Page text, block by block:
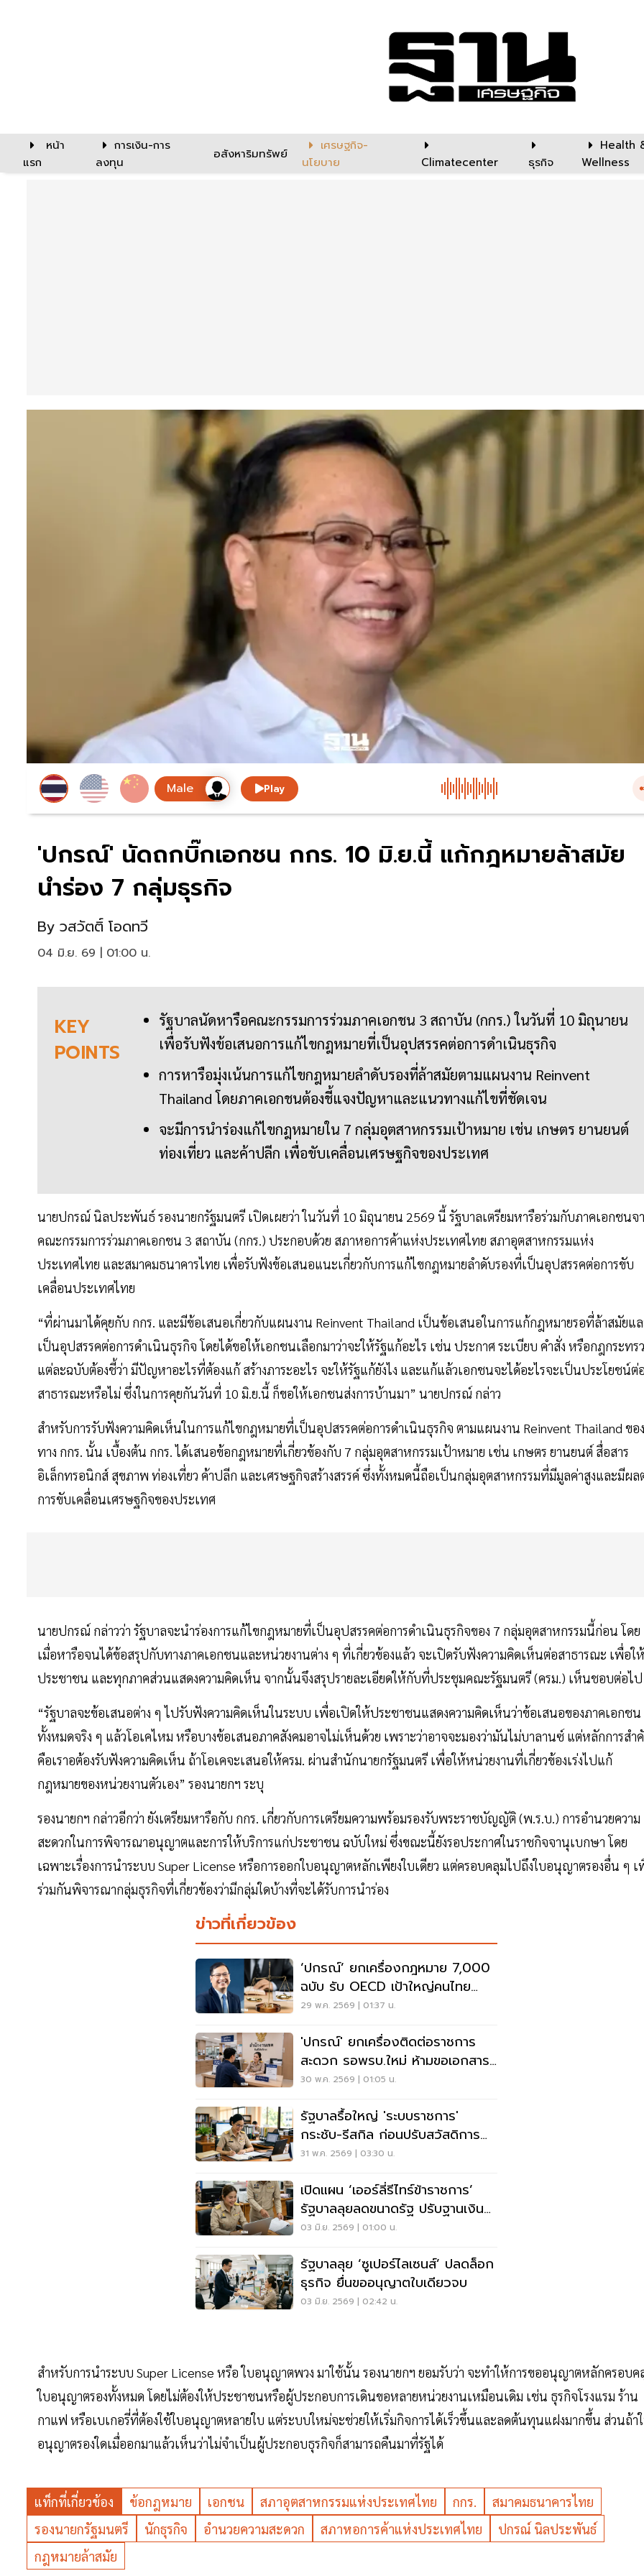
หน้า
แรก
การเงิน-การ
ลงทุน
อสังหาริมทรัพย์
เศรษฐกิจ-
นโยบาย
Climatecenter ธุรกิจ
Health
Wellness
Play
'ปกรณ์' นัดถกบิ๊กเอกชน กกร. 10 มิ.ย.นี้ แก้กฎหมายล้าสมัย
นำร่อง 7 กลุ่มธุรกิจ
By วสวัตติ์ โอดทวี
04 มิ.ย. 69 | 01:00 น.
KEY
POINTS
รัฐบาลนัดหารือคณะกรรมการร่วมภาคเอกชน 3 สถาบัน (กกร.) ในวันที่ 10 มิถุนายน
เพื่อรับฟังข้อเสนอการแก้ไขกฎหมายที่เป็นอุปสรรคต่อการดำเนินธุรกิจ
การหารือมุ่งเน้นการแก้ไขกฎหมายลำดับรองที่ล้าสมัยตามแผนงาน Reinvent
Thailand โดยภาคเอกชนต้องชี้แจงปัญหาและแนวทางแก้ไขที่ชัดเจน
จะมีการนำร่องแก้ไขกฎหมายใน 7 กลุ่มอุตสาหกรรมเป้าหมาย เช่น เกษตร ยานยนต์
ท่องเที่ยว และค้าปลีก เพื่อขับเคลื่อนเศรษฐกิจของประเทศ
นายปกรณ์ นิลประพันธ์ รองนายกรัฐมนตรี เปิดเผยว่า ในวันที่ 10 มิถุนายน 2569 นี้ รัฐบาลเตรียมหารือร่วมกับภาคเอกชนจ
คณะกรรมการร่วมภาคเอกชน 3 สถาบัน (กกร.) ประกอบด้วย สภาหอการค้าแห่งประเทศไทย สภาอุตสาหกรรมแห่ง
ประเทศไทย และสมาคมธนาคารไทย เพื่อรับฟังข้อเสนอแนะเกี่ยวกับการแก้ไขกฎหมายลำดับรองที่เป็นอุปสรรคต่อการขับ
เคลื่อนประเทศไทย
“ที่ผ่านมาได้คุยกับ กกร. และมีข้อเสนอเกี่ยวกับแผนงาน Reinvent Thailand เป็นข้อเสนอในการแก้กฎหมายรอที่ล้าสมัยแ
เป็นอุปสรรคต่อการดำเนินธุรกิจ โดยได้ขอให้เอกชนเลือกมาว่าจะให้รัฐแก้อะไร เช่น ประกาศ ระเบียบ คำสั่ง หรือกฎกระทร
แต่ละฉบับต้องชี้ว่า มีปัญหาอะไรที่ต้องแก้ สร้างภาระอะไร จะให้รัฐแก้ยังไง และแก้แล้วเอกชนจะได้อะไรจะเป็นประโยชน์ต่
สาธารณะหรือไม่ ซึ่งในการคุยกันวันที่ 10 มิ.ย.นี้ ก็ขอให้เอกชนส่งการบ้านมา” นายปกรณ์ กล่าว
สำหรับการรับฟังความคิดเห็นในการแก้ไขกฎหมายที่เป็นอุปสรรคต่อการดำเนินธุรกิจ ตามแผนงาน Reinvent Thailand ของ
ทาง กกร. นั้น เบื้องต้น กกร. ได้เสนอข้อกฎหมายที่เกี่ยวข้องกับ 7 กลุ่มอุตสาหกรรมเป้าหมาย เช่น เกษตร ยานยนต์ สื่อสาร
อิเล็กทรอนิกส์ สุขภาพ ท่องเที่ยว ค้าปลีก และเศรษฐกิจสร้างสรรค์ ซึ่งทั้งหมดนี้ถือเป็นกลุ่มอุตสาหกรรมที่มีมูลค่าสูงและมีผล
การขับเคลื่อนเศรษฐกิจของประเทศ
นายปกรณ์ กล่าวว่า รัฐบาลจะนำร่องการแก้ไขกฎหมายที่เป็นอุปสรรคต่อการดำเนินธุรกิจของ 7 กลุ่มอุตสาหกรรมนี้ก่อน โดย
เมื่อหารือจนได้ข้อสรุปกับทางภาคเอกชนและหน่วยงานต่าง ๆ ที่เกี่ยวข้องแล้ว จะเปิดรับฟังความคิดเห็นต่อสาธารณะ เพื่อให้
ประชาชน และทุกภาคส่วนแสดงความคิดเห็น จากนั้นจึงสรุปรายละเอียดให้กับที่ประชุมคณะรัฐมนตรี (ครม.) เห็นชอบต่อไป
“รัฐบาลจะข้อเสนอต่าง ๆ ไปรับฟังความคิดเห็นในระบบ เพื่อเปิดให้ประชาชนแสดงความคิดเห็นว่าข้อเสนอของภาคเอกชน
ทั้งหมดจริง ๆ แล้วโอเคไหม หรือบางข้อเสนอภาคสังคมอาจไม่เห็นด้วย เพราะว่าอาจจะมองว่ามันไม่บาลานซ์ แต่หลักการส
คือเราอต้องรับฟังความคิดเห็น ถ้าโอเคจะเสนอให้ครม. ผ่านสำนักนายกรัฐมนตรี เพื่อให้หน่วยงานที่เกี่ยวข้องเร่งไปแก้
กฎหมายของหน่วยงานตัวเอง” รองนายกฯ ระบุ
รองนายกฯ กล่าวอีกว่า ยังเตรียมหารือกับ กกร. เกี่ยวกับการเตรียมความพร้อมรองรับพระราชบัญญัติ (พ.ร.บ.) การอำนวยความ
สะดวกในการพิจารณาอนุญาตและการให้บริการแก่ประชาชน ฉบับใหม่ ซึ่งขณะนี้ยังรอประกาศในราชกิจจานุเบกษา โดย
เฉพาะเรื่องการนำระบบ Super License หรือการออกใบอนุญาตหลักเพียงใบเดียว แต่ครอบคลุมไปถึงใบอนุญาตรองอื่น ๆ
ร่วมกันพิจารณากลุ่มธุรกิจที่เกี่ยวข้องว่ามีกลุ่มใดบ้างที่จะได้รับการนำร่อง
ข่าวที่เกี่ยวข้อง
‘ปกรณ์’ ยกเครื่องกฎหมาย 7,000
ฉบับ รับ OECD เป้าใหญ่คนไทย
คุณภาพชีวิตดี
29 พ.ค. 2569 | 01:37 น.
'ปกรณ์' ยกเครื่องติดต่อราชการ
สะดวก รอพรบ.ใหม่ ห้ามขอเอกสาร
ซ้ำ ทำธุรกิจง่าย
30 พ.ค. 2569 | 01:05 น.
รัฐบาลรื้อใหญ่ 'ระบบราชการ'
กระชับ-รีสกิล ก่อนปรับสวัสดิการ
ค่าตอบแทน
31 พ.ค. 2569 | 03:30 น.
เปิดแผน ‘เออร์ลี่รีไทร์ข้าราชการ’
รัฐบาลลุยลดขนาดรัฐ ปรับฐานเงิน
เดือนใหม่
03 มิ.ย. 2569 | 01:00 น.
รัฐบาลลุย ‘ซูเปอร์ไลเซนส์’ ปลดล็อก
ธุรกิจ ยื่นขออนุญาตใบเดียวจบ
03 มิ.ย. 2569 | 02:42 น.
สำหรับการนำระบบ Super License หรือ ใบอนุญาตพวง มาใช้นั้น รองนายกฯ ยอมรับว่า จะทำให้การขออนุญาตหลักครอบค
ใบอนุญาตรองทั้งหมด โดยไม่ต้องให้ประชาชนหรือผู้ประกอบการเดินขอหลายหน่วยงานเหมือนเดิม เช่น ธุรกิจโรงแรม ร้าน
กาแฟ หรือเบเกอรี่ที่ต้องใช้ใบอนุญาตหลายใบ แต่ระบบใหม่จะช่วยให้เริ่มกิจการได้เร็วขึ้นและลดต้นทุนแฝงมากขึ้น ส่วนถ้า
อนุญาตรองใดเมื่ออกมาแล้วเห็นว่าไม่จำเป็นผู้ประกอบธุรกิจก็สามารถคืนมาที่รัฐได้
แท็กที่เกี่ยวข้อง ข้อกฎหมาย เอกชน สภาอุตสาหกรรมแห่งประเทศไทย กกร.
สมาคมธนาคารไทย
รองนายกรัฐมนตรี
นักธุรกิจ อำนวยความสะดวก สภาหอการค้าแห่งประเทศไทย
ปกรณ์ นิลประพันธ์
กฎหมายล้าสมัย